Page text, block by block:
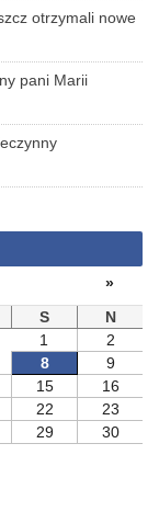
otrzymali nowe
pani Marii
»
S
N
1
2
8
9
15
16
22
23
29
30